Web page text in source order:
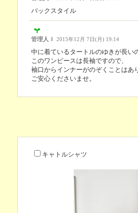
バックスタイル
管理人Ｉ 2015年12月 7日(月) 19:14
中に着ているタートルのゆきが長い
このワンピースは長袖ですので、
袖口からインナーがのぞくことはあ
ご安心くださいませ。
キャトルシャツ